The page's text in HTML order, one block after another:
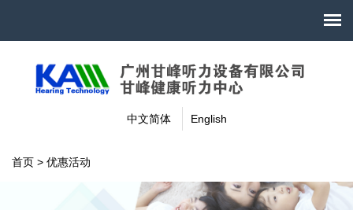
中文简体 English
首页 > 优惠活动